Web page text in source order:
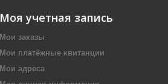
Моя учетная запись
Мои заказы
Мои платёжные квитанции
Мои адреса